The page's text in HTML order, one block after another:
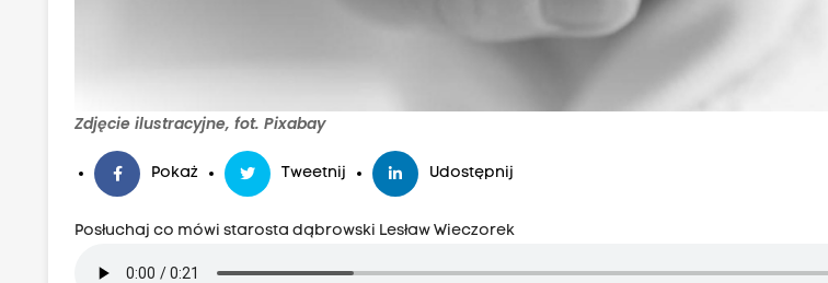
Zdjęcie ilustracyjne, fot. Pixabay
Pokaż Tweetnij Udostępnij
Posłuchaj co mówi starosta dąbrowski Lesław Wieczorek